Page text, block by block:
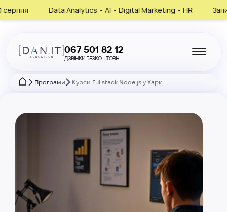
Digital Marketing • HR Запишись на консультацію, обери
067 501 82 12
ДЗВІНКИ БЕЗКОШТОВНІ
Програми